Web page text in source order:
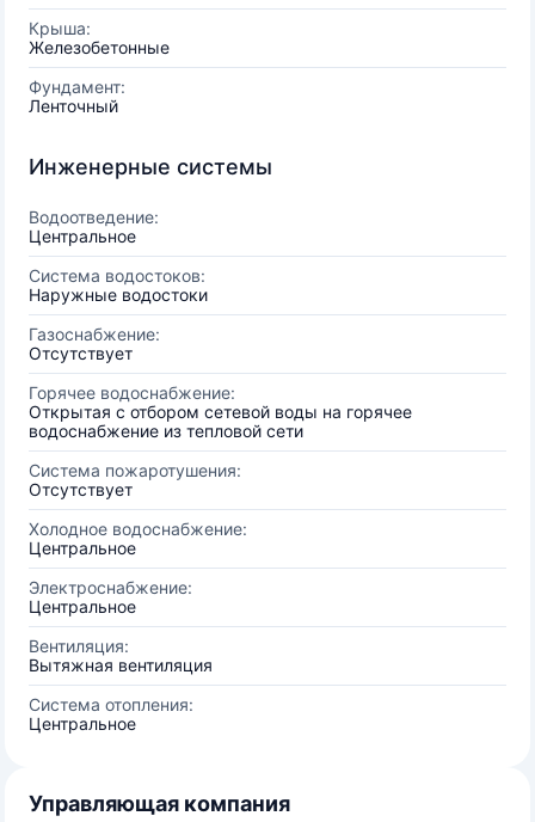
Крыша:
Железобетонные
Фундамент:
Ленточный
Инженерные системы
Водоотведение:
Центральное
Система водостоков:
Наружные водостоки
Газоснабжение:
Отсутствует
Горячее водоснабжение:
Открытая с отбором сетевой воды на горячее
водоснабжение из тепловой сети
Система пожаротушения:
Отсутствует
Холодное водоснабжение:
Центральное
Электроснабжение:
Центральное
Вентиляция:
Вытяжная вентиляция
Система отопления:
Центральное
Управляющая компания